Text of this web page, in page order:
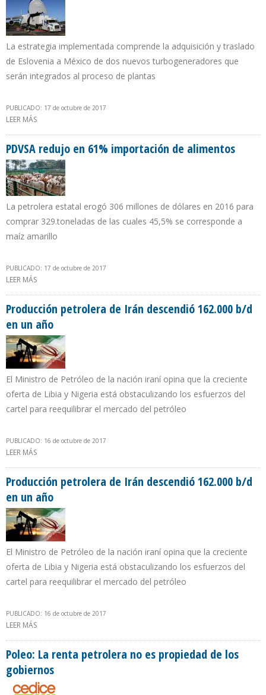
La estrategia implementada comprende la adquisición y traslado
de Eslovenia a México de dos nuevos turbogeneradores que
serán integrados al proceso de plantas
PUBLICADO: 17 de octubre de 2017
LEER MÁS
PDVSA redujo en 61% importación de alimentos
La petrolera estatal erogó 306 millones de dólares en 2016 para
comprar 329.toneladas de las cuales 45,5% se corresponde a
maíz amarillo
PUBLICADO: 17 de octubre de 2017
LEER MÁS
Producción petrolera de Irán descendió 162.000 b/d
en un año
El Ministro de Petróleo de la nación iraní opina que la creciente
oferta de Libia y Nigeria está obstaculizando los esfuerzos del
cartel para reequilibrar el mercado del petróleo
PUBLICADO: 16 de octubre de 2017
LEER MÁS
Producción petrolera de Irán descendió 162.000 b/d
en un año
El Ministro de Petróleo de la nación iraní opina que la creciente
oferta de Libia y Nigeria está obstaculizando los esfuerzos del
cartel para reequilibrar el mercado del petróleo
PUBLICADO: 16 de octubre de 2017
LEER MÁS
Poleo: La renta petrolera no es propiedad de los
gobiernos